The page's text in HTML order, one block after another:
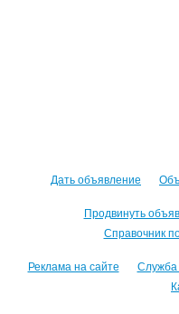
Дать объявление
Продвинуть
Справочник
Реклама на сайте Служба